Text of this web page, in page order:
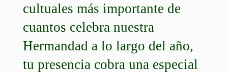
cultuales más importante de
cuantos celebra nuestra
Hermandad a lo largo del año,
tu presencia cobra una especial